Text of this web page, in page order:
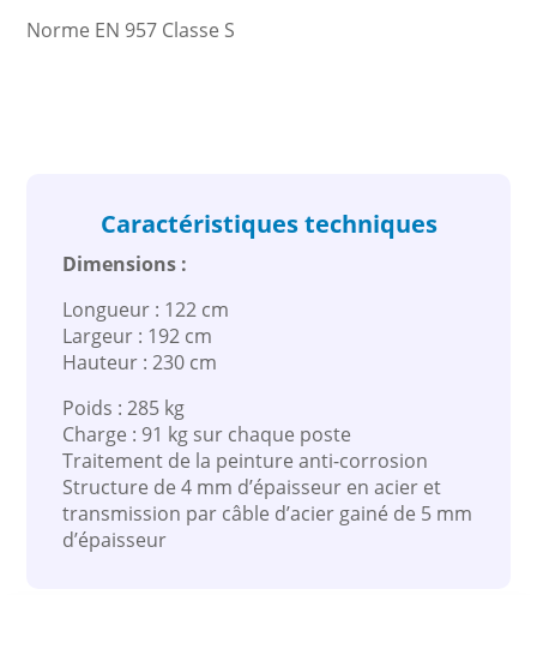
Norme EN 957 Classe S
Caractéristiques techniques
Dimensions :
Longueur : 122 cm
Largeur : 192 cm
Hauteur : 230 cm
Poids : 285 kg
Charge : 91 kg sur chaque poste
Traitement de la peinture anti-corrosion
Structure de 4 mm d’épaisseur en acier et
transmission par câble d’acier gainé de 5 mm
d’épaisseur